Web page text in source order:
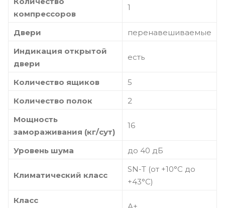
компрессоров
1
Двери
перенавешиваемые
Индикация открытой
двери
есть
Количество ящиков
5
Количество полок
2
Мощность
замораживания (кг/сут)
16
Уровень шума до 40 дБ
Климатический класс
SN-T (от +10°С до
+43°С)
Класс